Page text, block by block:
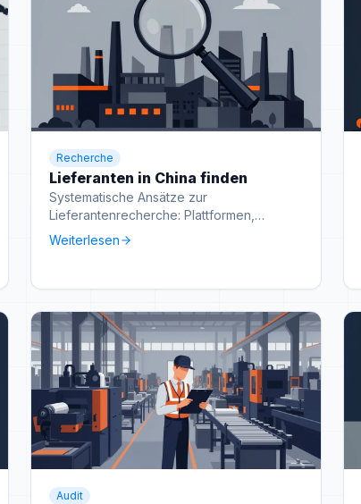
Recherche
Lieferanten in China finden
Systematische Ansätze zur
Lieferantenrecherche: Plattformen,
Messen, Netzwerke und lokale Kontakte.
Weiterlesen
Audit